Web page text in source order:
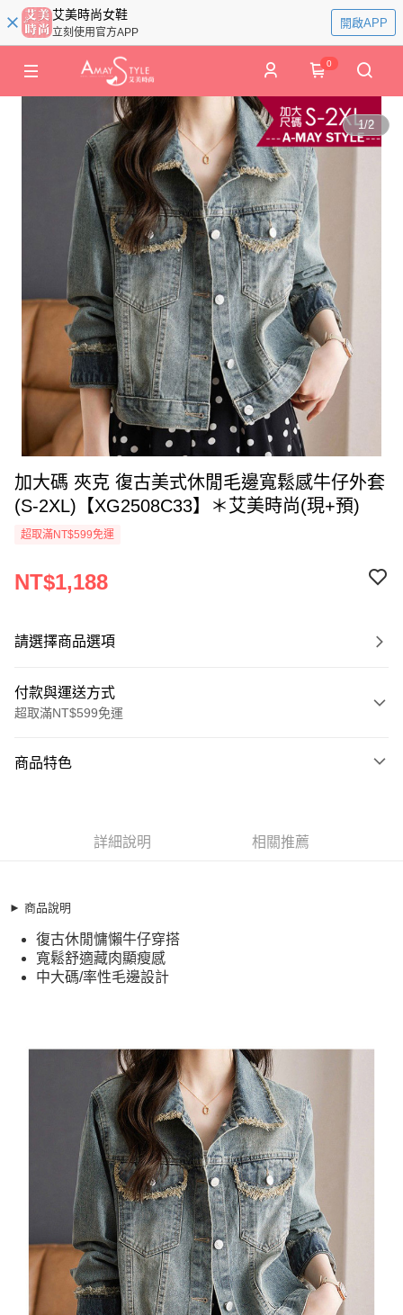
艾美時尚女鞋
立刻使用官方APP
開啟APP
0
1/2
加大碼 夾克 復古美式休閒毛邊寬鬆感牛仔外套
(S-2XL)【XG2508C33】＊艾美時尚(現+預)
超取滿NT$599免運
NT$1,188
請選擇商品選項
付款與運送方式
超取滿NT$599免運
信用卡一次付款
街口支付
悠遊付
全盈+PAY
【關於「AFTEE先享後付」】
AFTEE先享後付是「在收到商品之後才付款」的支付方式。 讓您購物簡單
１．簡單：不需註冊會員、不需綁卡、不需儲值。
２．便利：只要手機號碼，簡訊認證，即可結帳。
３．安心：先確認商品／服務後，再付款。
【「AFTEE先享後付」結帳流程】
１．於結帳方式選擇「AFTEE先享後付」後，將跳轉至「AFTEE先享後付」
結帳頁面，進行簡訊認證並確認金額後，即可完成結帳。
２．訂單成立數日內，您將收到繳費通知簡訊。
３．收到繳費通知簡訊後14天內，點擊此簡訊中的連結，可透過四大超商／
ATM／網路銀行／等多元方式進行付款，方視為交易完成。
※ 請注意：結帳手續完成當下不需立刻繳費，但若您需要取消訂單，請聯絡
購買商品的店家。未經商家同意取消之訂單仍視為有效，需透過AFTEE先享
後付繳納相關費用。
※ 交易是否成功請以「AFTEE先享後付 」之結帳頁面顯示為準，若有關於
全家取貨付款
每筆NT$79，滿NT$599(含以上)免運費
付款後全家取貨
每筆NT$79，滿NT$599(含以上)免運費
7-11取貨付款
每筆NT$79，滿NT$1,000(含以上)免運費
付款後7-11取貨
每筆NT$79，滿NT$1,000(含以上)免運費
商品特色
【XG2508C33】
寬鬆舒適藏肉顯瘦感
中大碼/率性毛邊設計
【XG2508C33】
復古休閒慵懶牛仔穿搭
寬鬆舒適藏肉顯瘦感
中大碼/率性毛邊設計
詳細說明 相關推薦
► 商品說明
復古休閒慵懶牛仔穿搭
寬鬆舒適藏肉顯瘦感
中大碼/率性毛邊設計